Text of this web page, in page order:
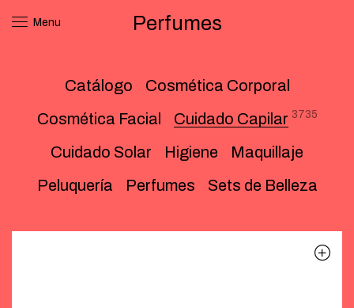
Menu Perfumes
Catálogo
Cosmética Corporal
Cosmética Facial
Cuidado Capilar 3735
Cuidado Solar Higiene
Maquillaje
Peluquería
Perfumes Sets de Belleza